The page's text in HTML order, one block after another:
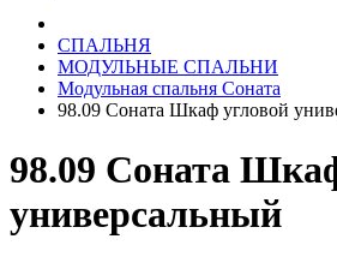
СПАЛЬНЯ
МОДУЛЬНЫЕ СПАЛЬНИ
Модульная спальня Соната
98.09 Соната Шкаф угловой
98.09 Соната
универсальный